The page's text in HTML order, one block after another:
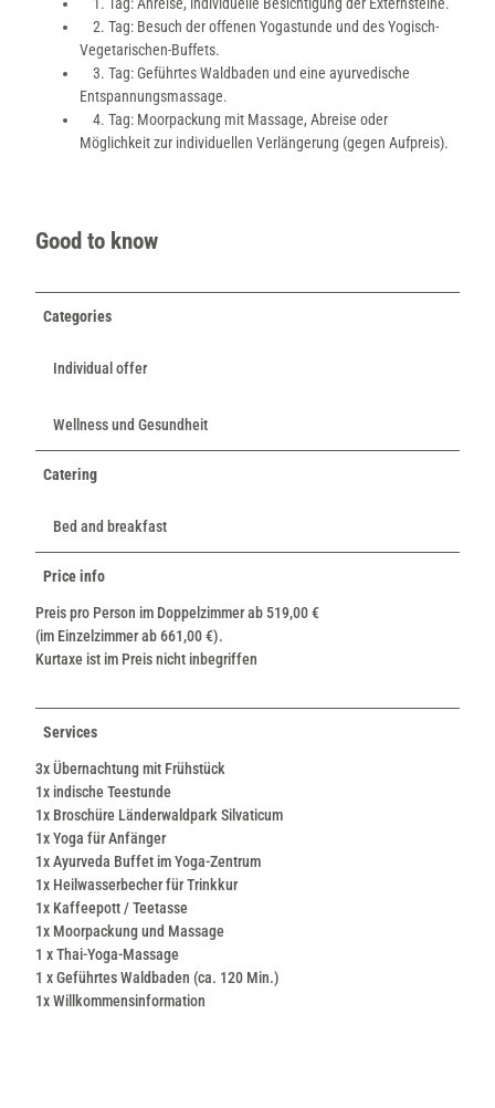
2. Tag: Besuch der offenen Yogastunde und des Yogisch-
Vegetarischen-Buffets.
3. Tag: Geführtes Waldbaden und eine ayurvedische
Entspannungsmassage.
4. Tag: Moorpackung mit Massage, Abreise oder
Möglichkeit zur individuellen Verlängerung (gegen Aufpreis).
Good to know
Categories
Individual offer
Wellness und Gesundheit
Catering
Bed and breakfast
Price info
Preis pro Person im Doppelzimmer ab 519,00 €
(im Einzelzimmer ab 661,00 €).
Kurtaxe ist im Preis nicht inbegriffen
Services
3x Übernachtung mit Frühstück
1x indische Teestunde
1x Broschüre Länderwaldpark Silvaticum
1x Yoga für Anfänger
1x Ayurveda Buffet im Yoga-Zentrum
1x Heilwasserbecher für Trinkkur
1x Kaffeepott / Teetasse
1x Moorpackung und Massage
1 x Thai-Yoga-Massage
1 x Geführtes Waldbaden (ca. 120 Min.)
1x Willkommensinformation